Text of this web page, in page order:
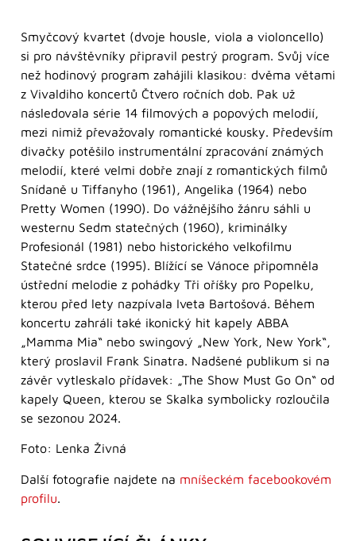
Smyčcový kvartet (dvoje housle, viola a violoncello)
si pro návštěvníky připravil pestrý program. Svůj více
než hodinový program zahájili klasikou: dvěma větami
z Vivaldiho koncertů Čtvero ročních dob. Pak už
následovala série 14 filmových a popových melodií,
mezi nimiž převažovaly romantické kousky. Především
divačky potěšilo instrumentální zpracování známých
melodií, které velmi dobře znají z romantických filmů
Snídaně u Tiffanyho (1961), Angelika (1964) nebo
Pretty Women (1990). Do vážnějšího žánru sáhli u
westernu Sedm statečných (1960), kriminálky
Profesionál (1981) nebo historického velkofilmu
Statečné srdce (1995). Blížící se Vánoce připomněla
ústřední melodie z pohádky Tři oříšky pro Popelku,
kterou před lety nazpívala Iveta Bartošová. Během
koncertu zahráli také ikonický hit kapely ABBA
„Mamma Mia“ nebo swingový „New York, New York“,
který proslavil Frank Sinatra. Nadšené publikum si na
závěr vytleskalo přídavek: „The Show Must Go On“ od
kapely Queen, kterou se Skalka symbolicky rozloučila
se sezonou 2024.
Foto: Lenka Živná
Další fotografie najdete na mníšeckém facebookovém
profilu.